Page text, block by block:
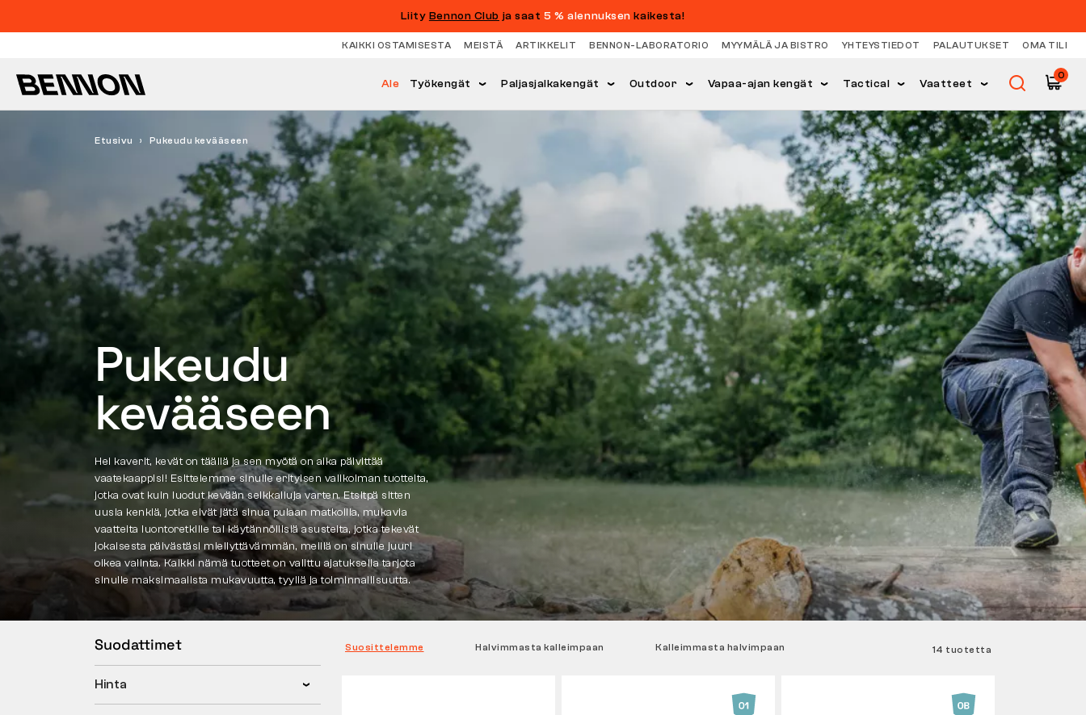
Liity Bennon Club ja saat5 % alennuksen kaikesta!
KAIKKI OSTAMISESTA MEISTÄ ARTIKKELIT BENNON-LABORATORIO MYYMÄLÄ JA BISTRO YHTEYSTIEDOT PALAUTUKSET OMA TILI
Ale Työkengät Paljasjalkakengät Outdoor Vapaa-ajan kengät Tactical Vaatteet
0
Etusivu Pukeudu kevääseen
Pukeudu
kevääseen
Hei kaverit, kevät on täällä ja sen myötä on aika päivittää
vaatekaappisi! Esittelemme sinulle erityisen valikoiman tuotteita,
jotka ovat kuin luodut kevään seikkailuja varten. Etsitpä sitten
uusia kenkiä, jotka eivät jätä sinua pulaan matkoilla, mukavia
vaatteita luontoretkille tai käytännöllisiä asusteita, jotka tekevät
jokaisesta päivästäsi miellyttävämmän, meillä on sinulle juuri
oikea valinta. Kaikki nämä tuotteet on valittu ajatuksella tarjota
sinulle maksimaalista mukavuutta, tyyliä ja toiminnallisuutta.
Suodattimet
Hinta
14 tuotetta
Suosittelemme Halvimmasta kalleimpaan Kalleimmasta halvimpaan